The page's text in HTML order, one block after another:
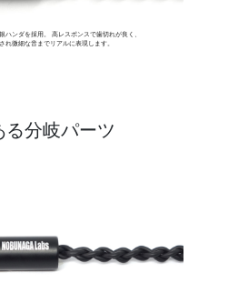
ハンダを採用。 高レスポンスで歯切れが良く、
れ微細な音までリアルに表現します。
る分岐パーツ